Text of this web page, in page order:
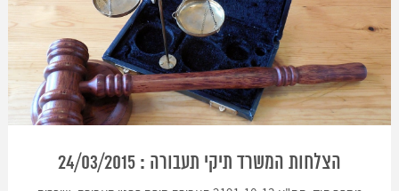
הצלחות המשרד תיקי תעבורה : 24/03/2015